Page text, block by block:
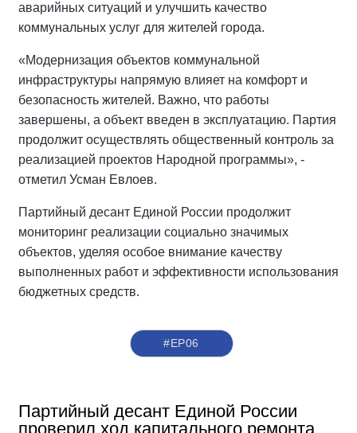
аварийных ситуаций и улучшить качество
коммунальных услуг для жителей города.
«Модернизация объектов коммунальной
инфраструктуры напрямую влияет на комфорт и
безопасность жителей. Важно, что работы
завершены, а объект введен в эксплуатацию. Партия
продолжит осуществлять общественный контроль за
реализацией проектов Народной программы», -
отметил Усман Евлоев.
Партийный десант Единой России продолжит
мониторинг реализации социально значимых
объектов, уделяя особое внимание качеству
выполненных работ и эффективности использования
бюджетных средств.
#ЕР06
Партийный десант Единой России
проверил ход капитального ремонта